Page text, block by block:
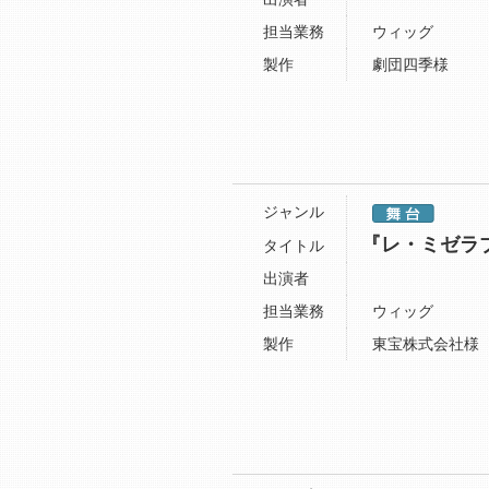
担当業務
ウィッグ
製作
劇団四季様
ジャンル
タイトル
『レ・ミゼラ
出演者
担当業務
ウィッグ
製作
東宝株式会社様